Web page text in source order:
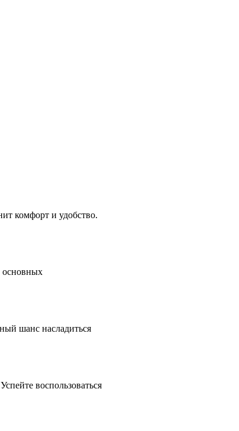
комфорт и удобство.
основных
шанс насладиться
воспользоваться